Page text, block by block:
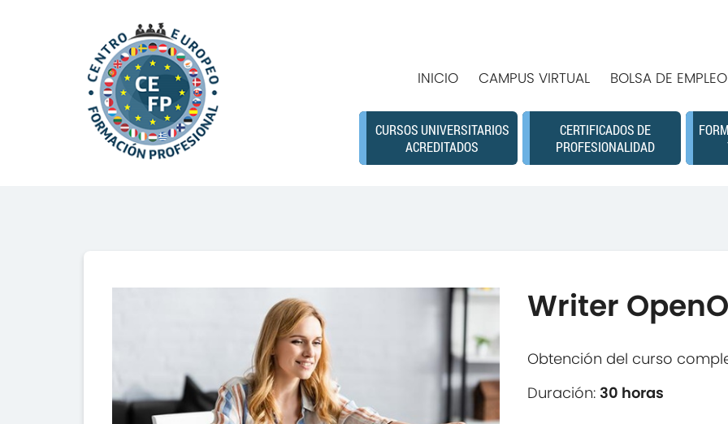
INICIO CAMPUS VIRTUAL BOLSA DE EMPLEO
CURSOS UNIVERSITARIOS
ACREDITADOS
CERTIFICADOS DE
PROFESIONALIDAD
Writer
Obtención del curso
Duración: 30 horas